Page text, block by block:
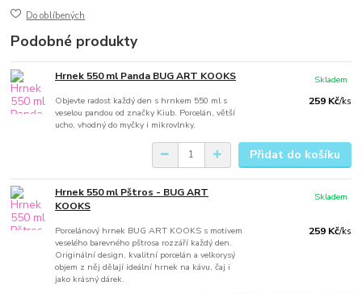
Do oblíbených
Podobné produkty
Hrnek 550 ml Panda BUG ART KOOKS
Objevte radost každý den s hrnkem 550 ml s
veselou pandou od značky Kiub. Porcelán, větší
ucho, vhodný do myčky i mikrovlnky.
259 Kč/ks
Skladem
Přidat do košíku
Hrnek 550 ml Pštros - BUG ART
KOOKS
Porcelánový hrnek BUG ART KOOKS s motivem
veselého barevného pštrosa rozzáří každý den.
Originální design, kvalitní porcelán a velkorysý
objem z něj dělají ideální hrnek na kávu, čaj i
jako krásný dárek.
259 Kč/ks
Skladem